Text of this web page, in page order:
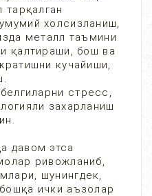
холсизланиш,
металл таъмини
қалтираши, бош ва
кучайиши,
стресс,
захарланиш
давом этса
ривожланиб,
шунингдек,
ички аъзолар